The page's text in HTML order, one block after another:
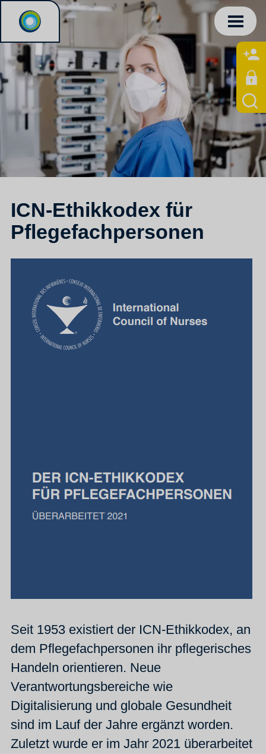
ICN-Ethikkodex für
Pflegefachpersonen
Seit 1953 existiert der ICN-Ethikkodex, an
dem Pflegefachpersonen ihr pflegerisches
Handeln orientieren. Neue
Verantwortungsbereiche wie
Digitalisierung und globale Gesundheit
sind im Lauf der Jahre ergänzt worden.
Zuletzt wurde er im Jahr 2021 überarbeitet